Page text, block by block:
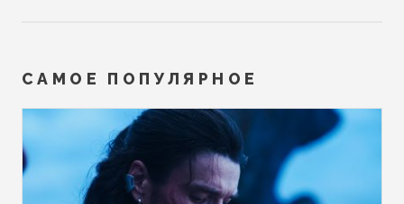
САМОЕ ПОПУЛЯРНОЕ